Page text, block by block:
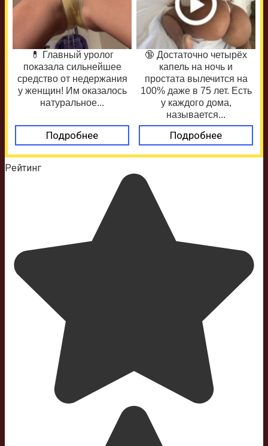
💊 Главный уролог
показала сильнейшее
средство от недержания
у женщин! Им оказалось
натуральное...
Подробнее
🔞 Достаточно четырёх
капель на ночь и
простата вылечится на
100% даже в 75 лет. Есть
у каждого дома,
называется...
Подробнее
Рейтинг